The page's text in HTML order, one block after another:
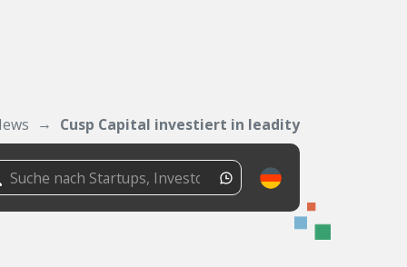
Cusp Capital investiert in leadity